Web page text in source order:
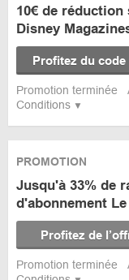
Conditions
10€ de
Disney
Profitez du code
Promotion terminée
PROMOTION
Jusqu'à 33% de
d'abonnement
Profitez de
Promotion terminée